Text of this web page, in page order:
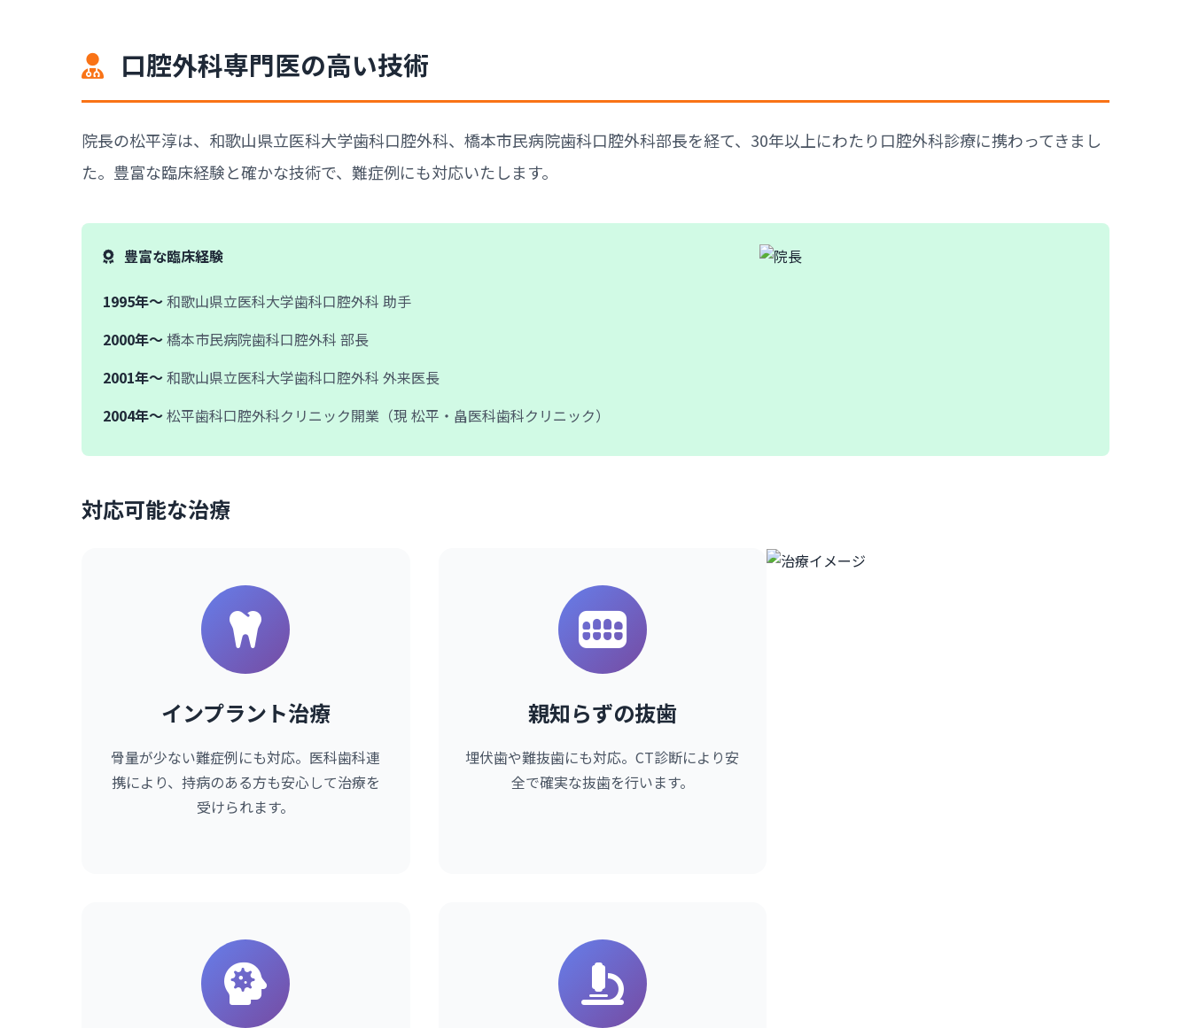
口腔外科専門医の高い技術
院長の松平淳は、和歌山県立医科大学歯科口腔外科、橋本市民病院歯科口腔外科部長を経て、30年以上にわたり口腔外科診療に携わってきまし
た。豊富な臨床経験と確かな技術で、難症例にも対応いたします。
豊富な臨床経験
1995年～和歌山県立医科大学歯科口腔外科 助手
2000年～橋本市民病院歯科口腔外科 部長
2001年～和歌山県立医科大学歯科口腔外科 外来医長
2004年～松平歯科口腔外科クリニック開業（現 松平・畠医科歯科クリニック）
対応可能な治療
インプラント治療
骨量が少ない難症例にも対応。医科歯科連
携により、持病のある方も安心して治療を
受けられます。
親知らずの抜歯
埋伏歯や難抜歯にも対応。CT診断により安
全で確実な抜歯を行います。